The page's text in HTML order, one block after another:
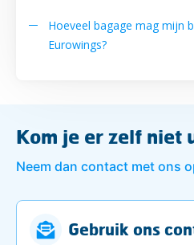
Hoeveel bagage mag mijn
Eurowings?
Kom je er zelf niet
Neem dan contact met ons
Gebruik ons